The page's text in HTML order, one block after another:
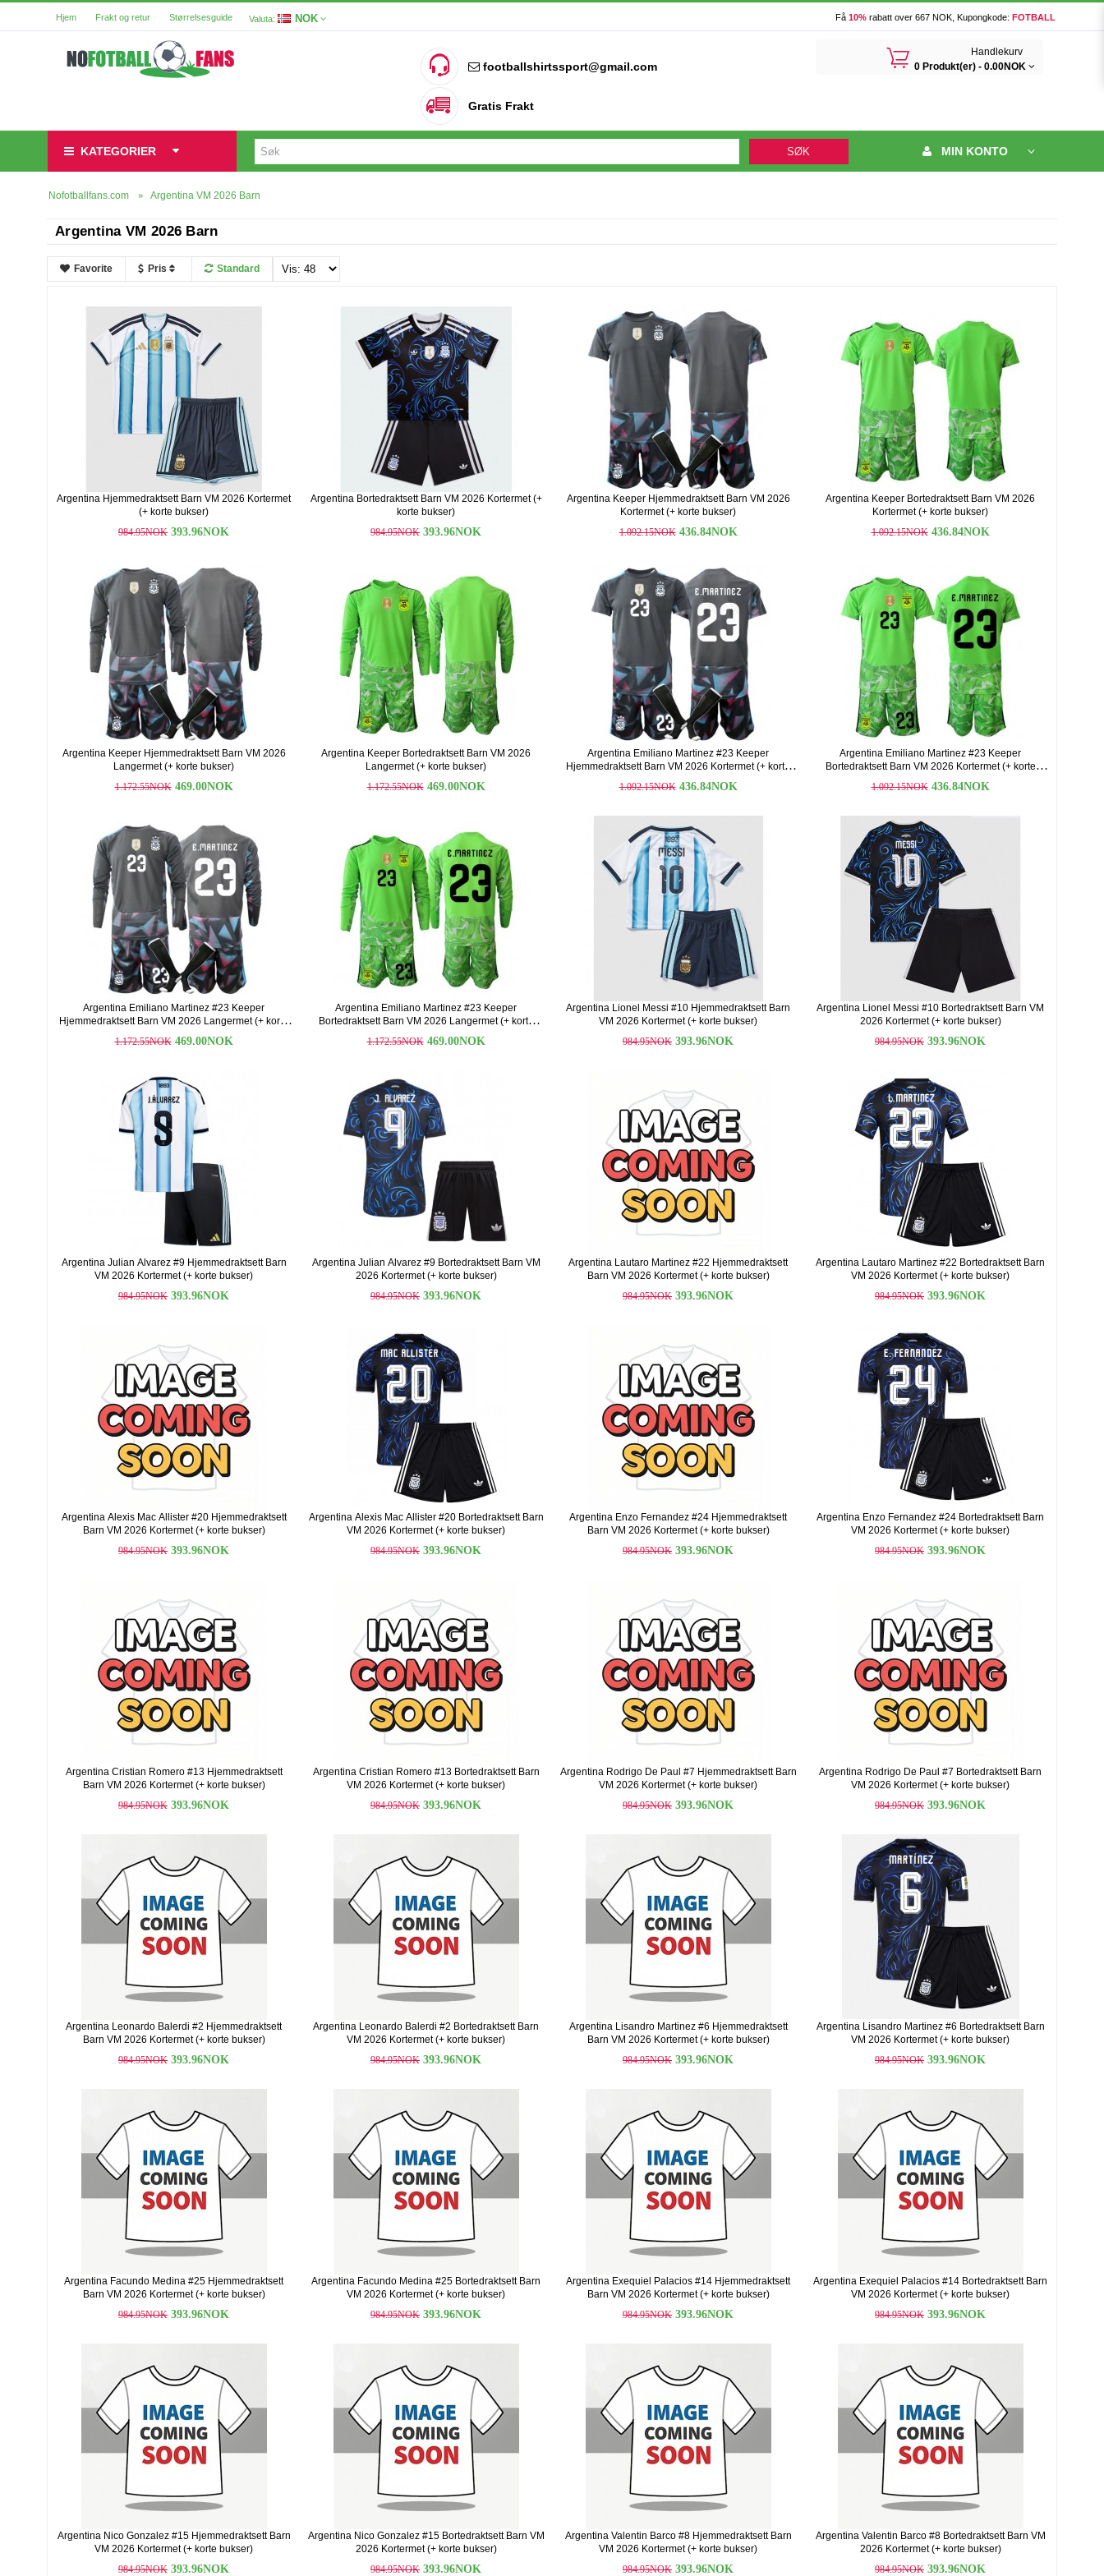
Hjem Frakt og retur Størrelsesguide Valuta: NOK Få 10% rabatt over 667 NOK, Kupongkode: FOTBALL
footballshirtssport@gmail.com
Gratis Frakt
󰃦
Handlekurv
0 Produkt(er) - 0.00NOK
KATEGORIER SØK MIN KONTO
Nofotballfans.com Argentina VM 2026 Barn
Argentina VM 2026 Barn
Favorite Pris Standard
Argentina Hjemmedraktsett Barn VM 2026 Kortermet
(+ korte bukser)
984.95NOK 393.96NOK
Argentina Bortedraktsett Barn VM 2026 Kortermet (+
korte bukser)
984.95NOK 393.96NOK
Argentina Keeper Hjemmedraktsett Barn VM 2026
Kortermet (+ korte bukser)
1.092.15NOK 436.84NOK
Argentina Keeper Bortedraktsett Barn VM 2026
Kortermet (+ korte bukser)
1.092.15NOK 436.84NOK
Argentina Keeper Hjemmedraktsett Barn VM 2026
Langermet (+ korte bukser)
1.172.55NOK 469.00NOK
Argentina Keeper Bortedraktsett Barn VM 2026
Langermet (+ korte bukser)
1.172.55NOK 469.00NOK
Argentina Emiliano Martinez #23 Keeper
Hjemmedraktsett Barn VM 2026 Kortermet (+ korte
bukser)
1.092.15NOK 436.84NOK
Argentina Emiliano Martinez #23 Keeper
Bortedraktsett Barn VM 2026 Kortermet (+ korte
bukser)
1.092.15NOK 436.84NOK
Argentina Emiliano Martinez #23 Keeper
Hjemmedraktsett Barn VM 2026 Langermet (+ korte
bukser)
1.172.55NOK 469.00NOK
Argentina Emiliano Martinez #23 Keeper
Bortedraktsett Barn VM 2026 Langermet (+ korte
bukser)
1.172.55NOK 469.00NOK
Argentina Lionel Messi #10 Hjemmedraktsett Barn
VM 2026 Kortermet (+ korte bukser)
984.95NOK 393.96NOK
Argentina Lionel Messi #10 Bortedraktsett Barn VM
2026 Kortermet (+ korte bukser)
984.95NOK 393.96NOK
Argentina Julian Alvarez #9 Hjemmedraktsett Barn
VM 2026 Kortermet (+ korte bukser)
984.95NOK 393.96NOK
Argentina Julian Alvarez #9 Bortedraktsett Barn VM
2026 Kortermet (+ korte bukser)
984.95NOK 393.96NOK
Argentina Lautaro Martinez #22 Hjemmedraktsett
Barn VM 2026 Kortermet (+ korte bukser)
984.95NOK 393.96NOK
Argentina Lautaro Martinez #22 Bortedraktsett Barn
VM 2026 Kortermet (+ korte bukser)
984.95NOK 393.96NOK
Argentina Alexis Mac Allister #20 Hjemmedraktsett
Barn VM 2026 Kortermet (+ korte bukser)
984.95NOK 393.96NOK
Argentina Alexis Mac Allister #20 Bortedraktsett Barn
VM 2026 Kortermet (+ korte bukser)
984.95NOK 393.96NOK
Argentina Enzo Fernandez #24 Hjemmedraktsett
Barn VM 2026 Kortermet (+ korte bukser)
984.95NOK 393.96NOK
Argentina Enzo Fernandez #24 Bortedraktsett Barn
VM 2026 Kortermet (+ korte bukser)
984.95NOK 393.96NOK
Argentina Cristian Romero #13 Hjemmedraktsett
Barn VM 2026 Kortermet (+ korte bukser)
984.95NOK 393.96NOK
Argentina Cristian Romero #13 Bortedraktsett Barn
VM 2026 Kortermet (+ korte bukser)
984.95NOK 393.96NOK
Argentina Rodrigo De Paul #7 Hjemmedraktsett Barn
VM 2026 Kortermet (+ korte bukser)
984.95NOK 393.96NOK
Argentina Rodrigo De Paul #7 Bortedraktsett Barn
VM 2026 Kortermet (+ korte bukser)
984.95NOK 393.96NOK
Argentina Leonardo Balerdi #2 Hjemmedraktsett
Barn VM 2026 Kortermet (+ korte bukser)
984.95NOK 393.96NOK
Argentina Leonardo Balerdi #2 Bortedraktsett Barn
VM 2026 Kortermet (+ korte bukser)
984.95NOK 393.96NOK
Argentina Lisandro Martinez #6 Hjemmedraktsett
Barn VM 2026 Kortermet (+ korte bukser)
984.95NOK 393.96NOK
Argentina Lisandro Martinez #6 Bortedraktsett Barn
VM 2026 Kortermet (+ korte bukser)
984.95NOK 393.96NOK
Argentina Facundo Medina #25 Hjemmedraktsett
Barn VM 2026 Kortermet (+ korte bukser)
984.95NOK 393.96NOK
Argentina Facundo Medina #25 Bortedraktsett Barn
VM 2026 Kortermet (+ korte bukser)
984.95NOK 393.96NOK
Argentina Exequiel Palacios #14 Hjemmedraktsett
Barn VM 2026 Kortermet (+ korte bukser)
984.95NOK 393.96NOK
Argentina Exequiel Palacios #14 Bortedraktsett Barn
VM 2026 Kortermet (+ korte bukser)
984.95NOK 393.96NOK
Argentina Nico Gonzalez #15 Hjemmedraktsett Barn
VM 2026 Kortermet (+ korte bukser)
984.95NOK 393.96NOK
Argentina Nico Gonzalez #15 Bortedraktsett Barn VM
2026 Kortermet (+ korte bukser)
984.95NOK 393.96NOK
Argentina Valentin Barco #8 Hjemmedraktsett Barn
VM 2026 Kortermet (+ korte bukser)
984.95NOK 393.96NOK
Argentina Valentin Barco #8 Bortedraktsett Barn VM
2026 Kortermet (+ korte bukser)
984.95NOK 393.96NOK